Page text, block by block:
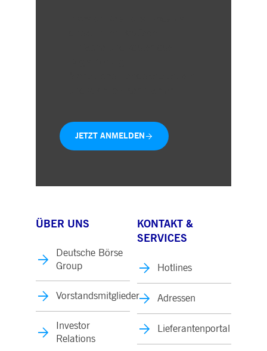
JETZT ANMELDEN
ÜBER UNS
Deutsche Börse
Group
Vorstandsmitglieder
Investor
Relations
KONTAKT &
SERVICES
Hotlines
Adressen
Lieferantenportal